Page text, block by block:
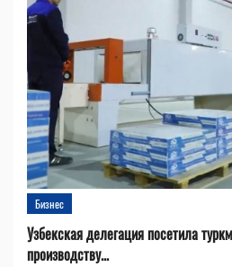
Бизнес
Узбекская делегация посетила
производству...